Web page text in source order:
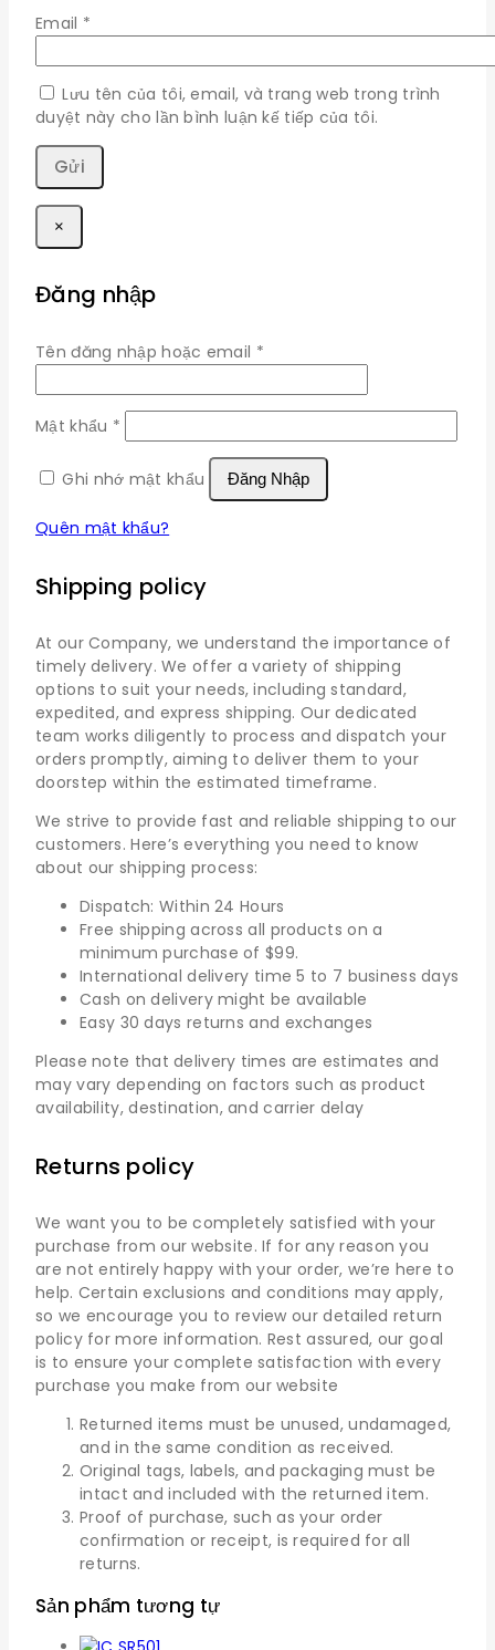
Email *
Lưu tên của tôi, email, và trang web trong trình
duyệt này cho lần bình luận kế tiếp của tôi.
×
Đăng nhập
Tên đăng nhập hoặc email *Bắt
Mật khẩu *
buộc
Ghi nhớ mật khẩu
Đăng Nhập
Quên mật khẩu?
Shipping policy
At our Company, we understand the importance of
timely delivery. We offer a variety of shipping
options to suit your needs, including standard,
expedited, and express shipping. Our dedicated
team works diligently to process and dispatch your
orders promptly, aiming to deliver them to your
doorstep within the estimated timeframe.
We strive to provide fast and reliable shipping to our
customers. Here’s everything you need to know
about our shipping process:
Dispatch: Within 24 Hours
Free shipping across all products on a
minimum purchase of $99.
International delivery time 5 to 7 business days
Cash on delivery might be available
Easy 30 days returns and exchanges
Please note that delivery times are estimates and
may vary depending on factors such as product
availability, destination, and carrier delay
Returns policy
We want you to be completely satisfied with your
purchase from our website. If for any reason you
are not entirely happy with your order, we’re here to
help. Certain exclusions and conditions may apply,
so we encourage you to review our detailed return
policy for more information. Rest assured, our goal
is to ensure your complete satisfaction with every
purchase you make from our website
Returned items must be unused, undamaged,
and in the same condition as received.
Original tags, labels, and packaging must be
intact and included with the returned item.
Proof of purchase, such as your order
confirmation or receipt, is required for all
returns.
Sản phẩm tương tự